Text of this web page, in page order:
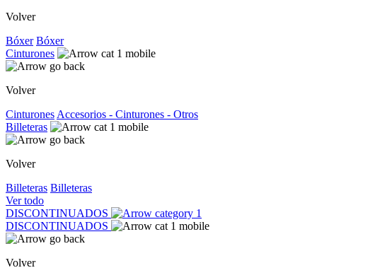
Volver
Bóxer Bóxer
Cinturones
Volver
Cinturones Accesorios - Cinturones - Otros
Billeteras
Volver
Billeteras Billeteras
Ver todo
DISCONTINUADOS
DISCONTINUADOS
Volver